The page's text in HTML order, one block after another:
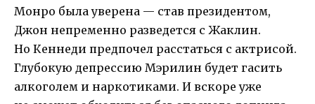
Монро была уверена — став президентом,
Джон непременно разведется с Жаклин.
Но Кеннеди предпочел расстаться с актрисой.
Глубокую депрессию Мэрилин будет гасить
алкоголем и наркотиками. И вскоре уже